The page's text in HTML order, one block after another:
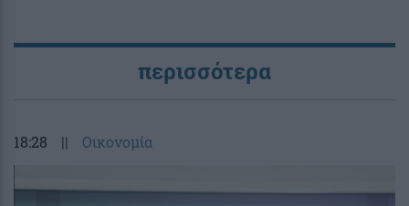
περισσότερα
18:28 || Οικονομία